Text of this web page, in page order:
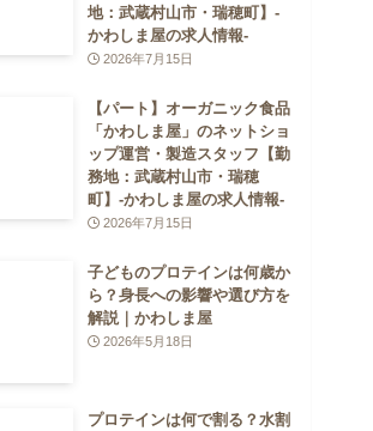
地：武蔵村山市・瑞穂町】-
かわしま屋の求人情報-
2026年7月15日
【パート】オーガニック食品
「かわしま屋」のネットショ
ップ運営・製造スタッフ【勤
務地：武蔵村山市・瑞穂
町】-かわしま屋の求人情報-
2026年7月15日
子どものプロテインは何歳か
ら？身長への影響や選び方を
解説｜かわしま屋
2026年5月18日
プロテインは何で割る？水割